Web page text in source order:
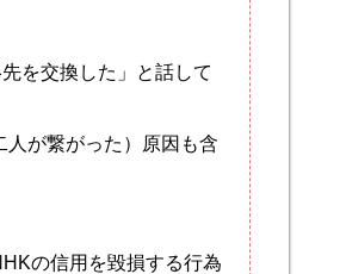
を交換した」と話して
人が繋がった）原因も含
の信用を毀損する行為